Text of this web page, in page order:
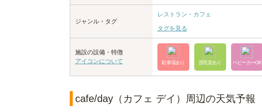
ジャンル・タグ
レストラン・カフェ
タグを見る
施設の設備・特徴
アイコンについて
駐車場あり 授乳室あり ベビーカーOK
cafe/day（カフェ デイ）周辺の天気予報